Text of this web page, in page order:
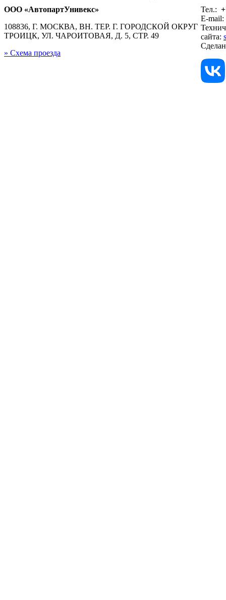
ООО «АвтопартУнивекс»
108836, Г. МОСКВА, ВН. ТЕР. Г. ГОРОДСКОЙ ОКРУГ
ТРОИЦК, УЛ. ЧАРОИТОВАЯ, Д. 5, СТР. 49
» Схема проезда
Тел.:
E-mail:
сайта: